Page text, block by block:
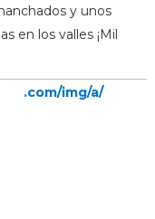
y unos
en los valles ¡Mil